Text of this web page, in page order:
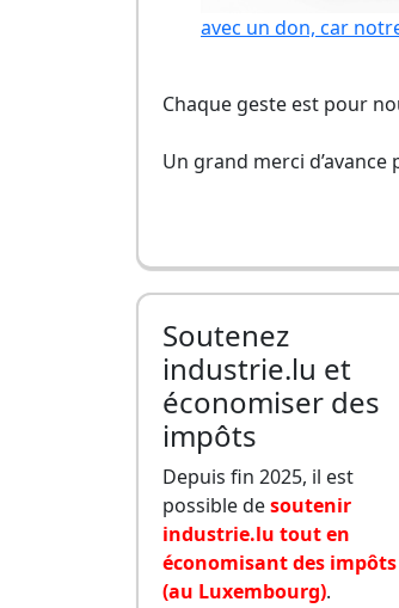
avec un don, car
Chaque geste est pour
Un grand merci
Soutenez
industrie.lu et
économiser des
impôts
Depuis fin 2025, il est
possible desoutenir
industrie.lu tout en
économisant des impôts
(au Luxembourg).